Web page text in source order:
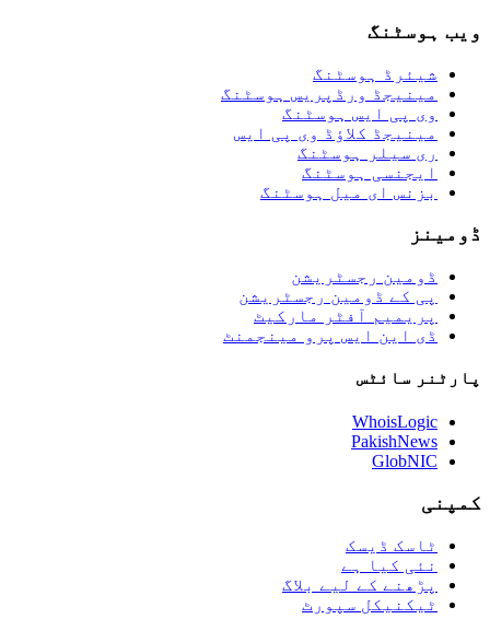
ویب ہوسٹنگ
شیئرڈ ہوسٹنگ
مینیجڈ ورڈپریس ہوسٹنگ
وی پی ایس ہوسٹنگ
مینیجڈ کلاؤڈ وی پی ایس
ری سیلر ہوسٹنگ
ایجنسی ہوسٹنگ
بزنس ای میل ہوسٹنگ
ڈومینز
ڈومین رجسٹریشن
پی کے ڈومین رجسٹریشن
پریمیم آفٹر مارکیٹ
ڈی این ایس پرو مینجمنٹ
پارٹنر سائٹس
WhoisLogic
PakishNews
GlobNIC
کمپنی
ٹاسک ڈیسک
نئی کیا ہے
پڑھنے کے لیے بلاگ
ٹیکنیکل سپورٹ